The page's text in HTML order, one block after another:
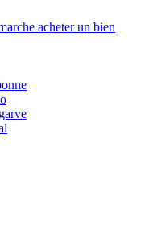
acheter un bien